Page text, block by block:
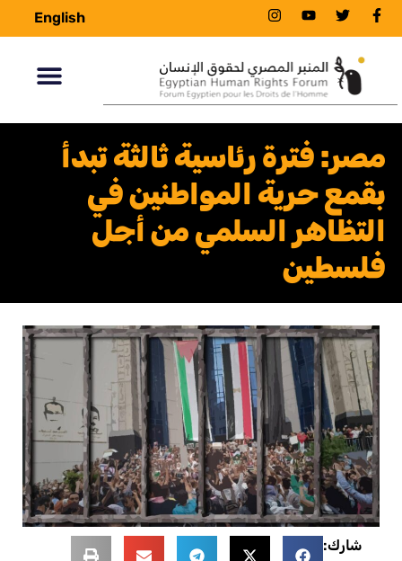
English
مصر: فترة رئاسية ثالثة تبدأ
بقمع حرية المواطنين في
التظاهر السلمي من أجل
فلسطين
شارك: